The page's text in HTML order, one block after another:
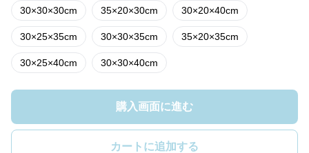
30×30×30cm 35×20×30cm 30×20×40cm
30×25×35cm 30×30×35cm 35×20×35cm
30×25×40cm 30×30×40cm
購入画面に進む
カートに追加する